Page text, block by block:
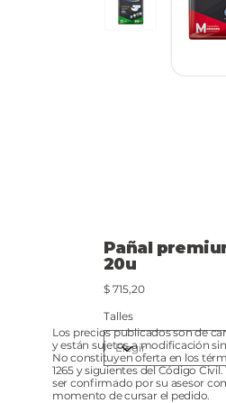
Pañal
20u
Precio
$ 715,20
Talles
Los precios publicados son de
y están sujetos a modificación
No constituyen oferta en los
1265 y siguientes del Código
ser confirmado por su asesor
momento de cursar el pedido.